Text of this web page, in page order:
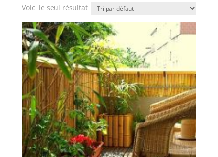
Voici le seul résultat